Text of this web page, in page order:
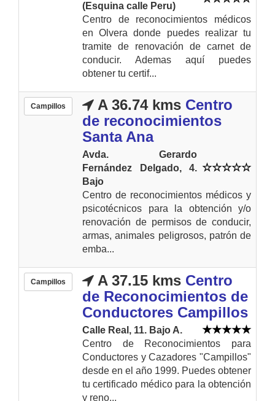
(Esquina calle Peru)
Centro de reconocimientos médicos
en Olvera donde puedes realizar tu
tramite de renovación de carnet de
conducir. Ademas aquí puedes
obtener tu certif...
Campillos A 36.74 kms Centro
de reconocimientos
Santa Ana
Avda. Gerardo
Fernández Delgado, 4.
Bajo
Centro de reconocimientos médicos y
psicotécnicos para la obtención y/o
renovación de permisos de conducir,
armas, animales peligrosos, patrón de
emba...
Campillos A 37.15 kms Centro
de Reconocimientos de
Conductores Campillos
Calle Real, 11. Bajo A.
Centro de Reconocimientos para
Conductores y Cazadores "Campillos"
desde en el año 1999. Puedes obtener
tu certificado médico para la obtención
y reno...